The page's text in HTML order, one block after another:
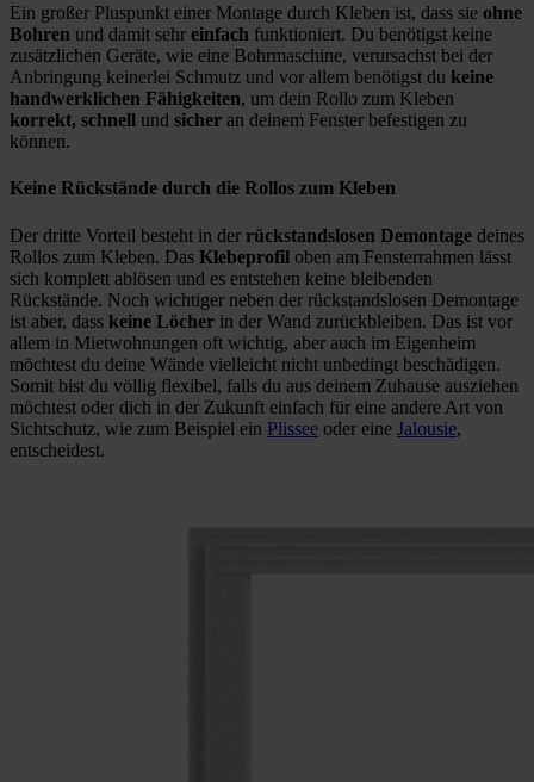
Ein großer Pluspunkt einer Montage durch Kleben ist, dass sie ohne
Bohren und damit sehr einfach funktioniert. Du benötigst keine
zusätzlichen Geräte, wie eine Bohrmaschine, verursachst bei der
Anbringung keinerlei Schmutz und vor allem benötigst du keine
handwerklichen Fähigkeiten, um dein Rollo zum Kleben
korrekt, schnell und sicher an deinem Fenster befestigen zu
können.
Keine Rückstände durch die Rollos zum Kleben
Der dritte Vorteil besteht in der rückstandslosen Demontage deines
Rollos zum Kleben. Das Klebeprofil oben am Fensterrahmen lässt
sich komplett ablösen und es entstehen keine bleibenden
Rückstände. Noch wichtiger neben der rückstandslosen Demontage
ist aber, dass keine Löcher in der Wand zurückbleiben. Das ist vor
allem in Mietwohnungen oft wichtig, aber auch im Eigenheim
möchtest du deine Wände vielleicht nicht unbedingt beschädigen.
Somit bist du völlig flexibel, falls du aus deinem Zuhause ausziehen
möchtest oder dich in der Zukunft einfach für eine andere Art von
Sichtschutz, wie zum Beispiel ein Plissee oder eine Jalousie,
entscheidest.